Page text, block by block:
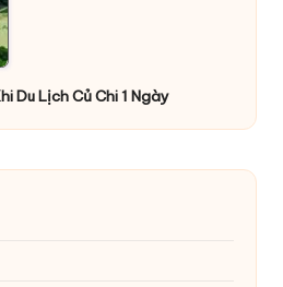
Du Lịch Củ Chi 1 Ngày